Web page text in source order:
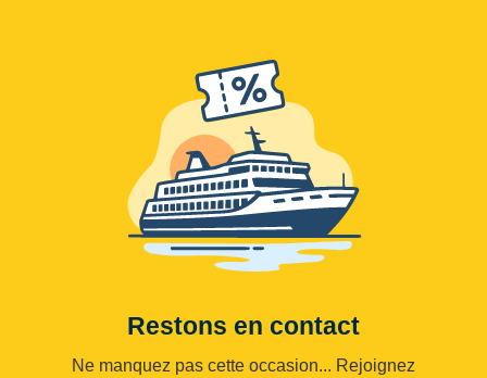
Restons en contact
Ne manquez pas cette occasion... Rejoignez